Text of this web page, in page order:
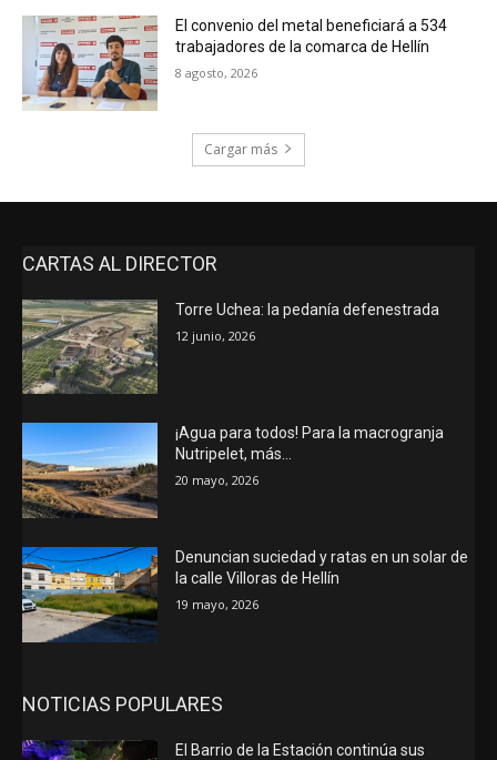
El convenio del metal beneficiará a 534
trabajadores de la comarca de Hellín
8 agosto, 2026
Cargar más
CARTAS AL DIRECTOR
Torre Uchea: la pedanía defenestrada
12 junio, 2026
¡Agua para todos! Para la macrogranja
Nutripelet, más…
20 mayo, 2026
Denuncian suciedad y ratas en un solar de
la calle Villoras de Hellín
19 mayo, 2026
NOTICIAS POPULARES
El Barrio de la Estación continúa sus